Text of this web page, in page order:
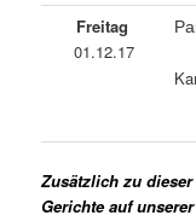
Freitag
01.12.17
Zusätzlich zu
Gerichte auf